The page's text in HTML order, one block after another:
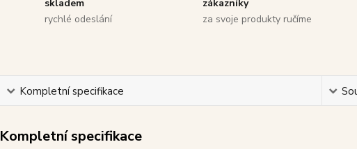
skladem
rychlé odeslání
zákazníky
za svoje produkty ručíme
Kompletní specifikace
Kompletní specifikace